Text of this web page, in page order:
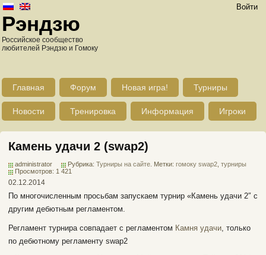
Войти
Рэндзю
Российское сообщество
любителей Рэндзю и Гомоку
Главная Форум Новая игра! Турниры
Новости Тренировка Информация Игроки
Камень удачи 2 (swap2)
administrator Рубрика: Турниры на сайте . Метки: гомоку swap2 турниры
Просмотров: 1 421
02.12.2014
По многочисленным просьбам запускаем турнир «Камень удачи 2″ с
другим дебютным регламентом.
Регламент турнира совпадает с регламентом Камня удачи, только
по дебютному регламенту swap2